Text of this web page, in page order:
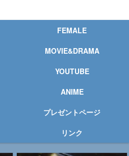
FEMALE
MOVIE&DRAMA
YOUTUBE
ANIME
プレゼントページ
リンク